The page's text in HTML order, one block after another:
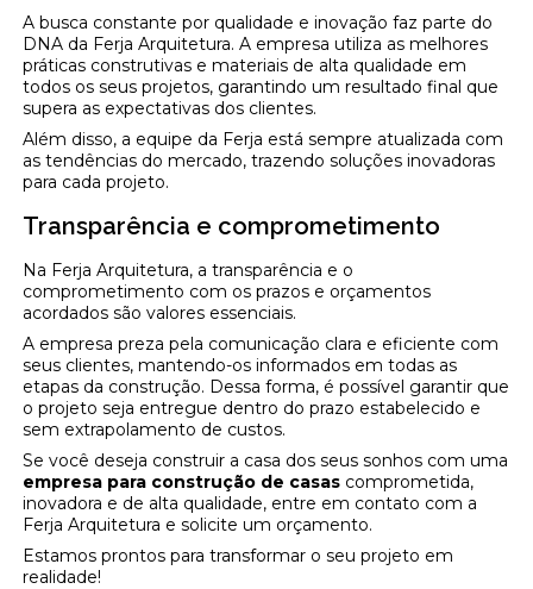
A busca constante por qualidade e inovação faz parte do
DNA da Ferja Arquitetura. A empresa utiliza as melhores
práticas construtivas e materiais de alta qualidade em
todos os seus projetos, garantindo um resultado final que
supera as expectativas dos clientes.
Além disso, a equipe da Ferja está sempre atualizada com
as tendências do mercado, trazendo soluções inovadoras
para cada projeto.
Transparência e comprometimento
Na Ferja Arquitetura, a transparência e o
comprometimento com os prazos e orçamentos
acordados são valores essenciais.
A empresa preza pela comunicação clara e eficiente com
seus clientes, mantendo-os informados em todas as
etapas da construção. Dessa forma, é possível garantir que
o projeto seja entregue dentro do prazo estabelecido e
sem extrapolamento de custos.
Se você deseja construir a casa dos seus sonhos com uma
empresa para construção de casas comprometida,
inovadora e de alta qualidade, entre em contato com a
Ferja Arquitetura e solicite um orçamento.
Estamos prontos para transformar o seu projeto em
realidade!